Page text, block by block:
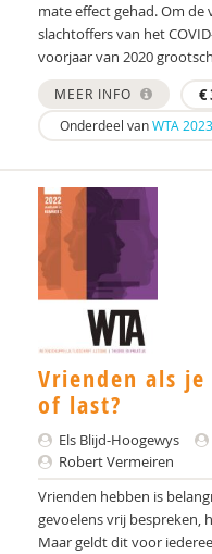
Karen den Dekker
Wilma Denteneer-
Dr.Y. Dijkxhoorn
C.D. Dirksen
Peter van der Doef
Mw. Dr. A.A. Spek
prof. dr. C. de Ruiter
Dhr. dr. J. Heijmens
prof. dr. Rutger-Jan
Prof. Dr. Susan M.
Mw. drs. S. Nonhebel
Mw. Drs. S.G.M.
Jorieke Duvekot
mate effect gehad. Om
slachtoffers van het
voorjaar van 2020
MEER INFO €
Onderdeel vanWTA
Vrienden als
of last?
Els Blijd-Hoogewys
Robert Vermeiren
Vrienden hebben is
gevoelens vrij bespreken,
Maar geldt dit voor